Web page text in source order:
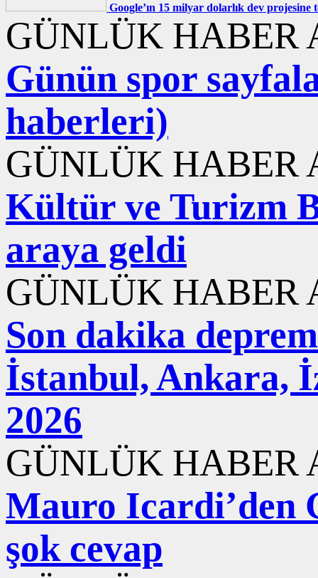
Google’ın 15 milyar dolarlık dev
GÜNLÜK HABER
Günün spor
haberleri)
GÜNLÜK HABER
Kültür ve Turizm
araya geldi
GÜNLÜK HABER
Son dakika
İstanbul, Ankara,
2026
GÜNLÜK HABER
Mauro Icardi’den
şok cevap